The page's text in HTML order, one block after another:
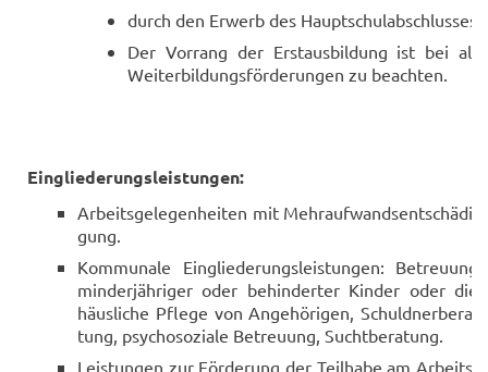
durch den Er­werb des Haupt­schul­ab­schlus­ses
Der Vor­rang der Erst­aus­bil­dung ist bei
Wei­ter­bil­dungs­för­de­run­gen zu be­ach­ten.
Ein­glie­de­rungs­leis­tun­gen:
Ar­beits­ge­le­gen­hei­ten mit Mehr­auf­wands­ent­schä­di­
gung.
Kom­mu­na­le Ein­glie­de­rungs­leis­tun­gen: Be­treu­ung
min­der­jäh­ri­ger oder be­hin­der­ter Kin­der oder die
häus­li­che Pfle­ge von An­ge­hö­ri­gen, Schuld­ner­be­ra­
tung, psy­cho­so­zia­le Be­treu­ung, Sucht­be­ra­tung.
Leis­tun­gen zur För­de­rung der Teil­ha­be am Ar­beits­